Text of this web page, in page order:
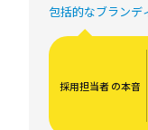
包括的なブランデ
採用担当者 の本音